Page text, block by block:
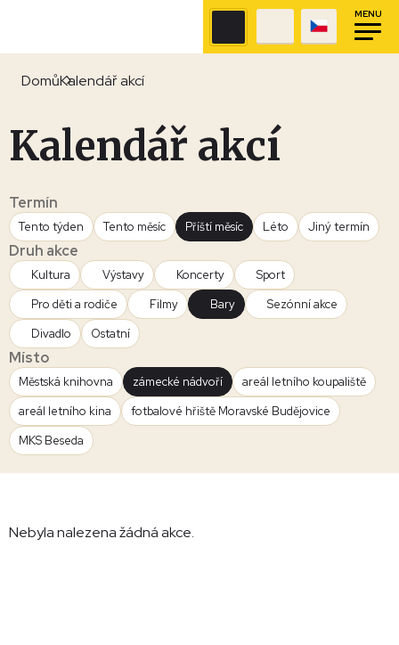
MENU
DomůKalendář akcí
Kalendář akcí
Termín
Tento týden Tento měsíc Příští měsíc Léto Jiný termín
Druh akce
Kultura Výstavy Koncerty
Sport
Pro děti a rodiče
Filmy Bary
Sezónní akce
Divadlo
Ostatní
Místo
Městská knihovna zámecké nádvoří
areál letního koupaliště
areál letního kina
fotbalové hřiště Moravské Budějovice
MKS Beseda
Nebyla nalezena žádná akce.